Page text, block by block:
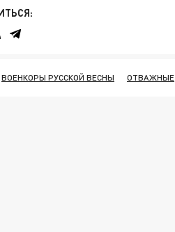
ВОЕНКОРЫ РУССКОЙ ВЕСНЫ ОТВАЖНЫЕ